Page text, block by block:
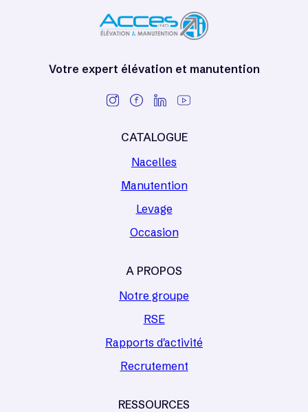
Votre expert élévation et manutention
CATALOGUE
Nacelles
Manutention
Levage
Occasion
A PROPOS
Notre groupe
RSE
Rapports d'activité
Recrutement
RESSOURCES